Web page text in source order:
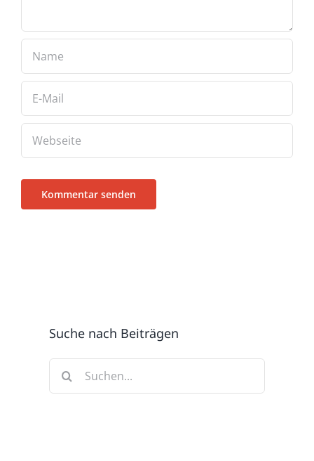
Suche nach Beiträgen
nach: